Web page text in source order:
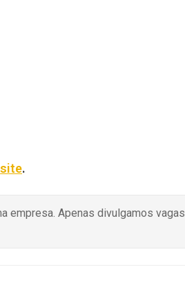
site.
empresa. Apenas divulgamos vagas